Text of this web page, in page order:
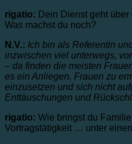
rigatio: Dein Dienst geht
Was machst du noch?
N.V.: Ich bin als Referentin
inzwischen viel unterwegs,
– da finden die meisten
es ein Anliegen, Frauen zu
einzusetzen und sich nicht
Enttäuschungen und
rigatio: Wie bringst du
Vortragstätigkeit … unter